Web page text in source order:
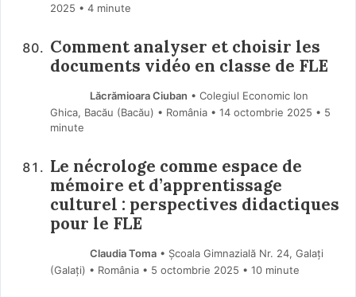
2025 • 4 minute
Comment analyser et choisir les
documents vidéo en classe de FLE
Lăcrămioara Ciuban • Colegiul Economic Ion
Ghica, Bacău (Bacău) • România
14 octombrie 2025 • 5
minute
Le nécrologe comme espace de
mémoire et d’apprentissage
culturel : perspectives didactiques
pour le FLE
Claudia Toma• Școala Gimnazială Nr. 24, Galați
(Galaţi) • România
5 octombrie 2025 • 10 minute